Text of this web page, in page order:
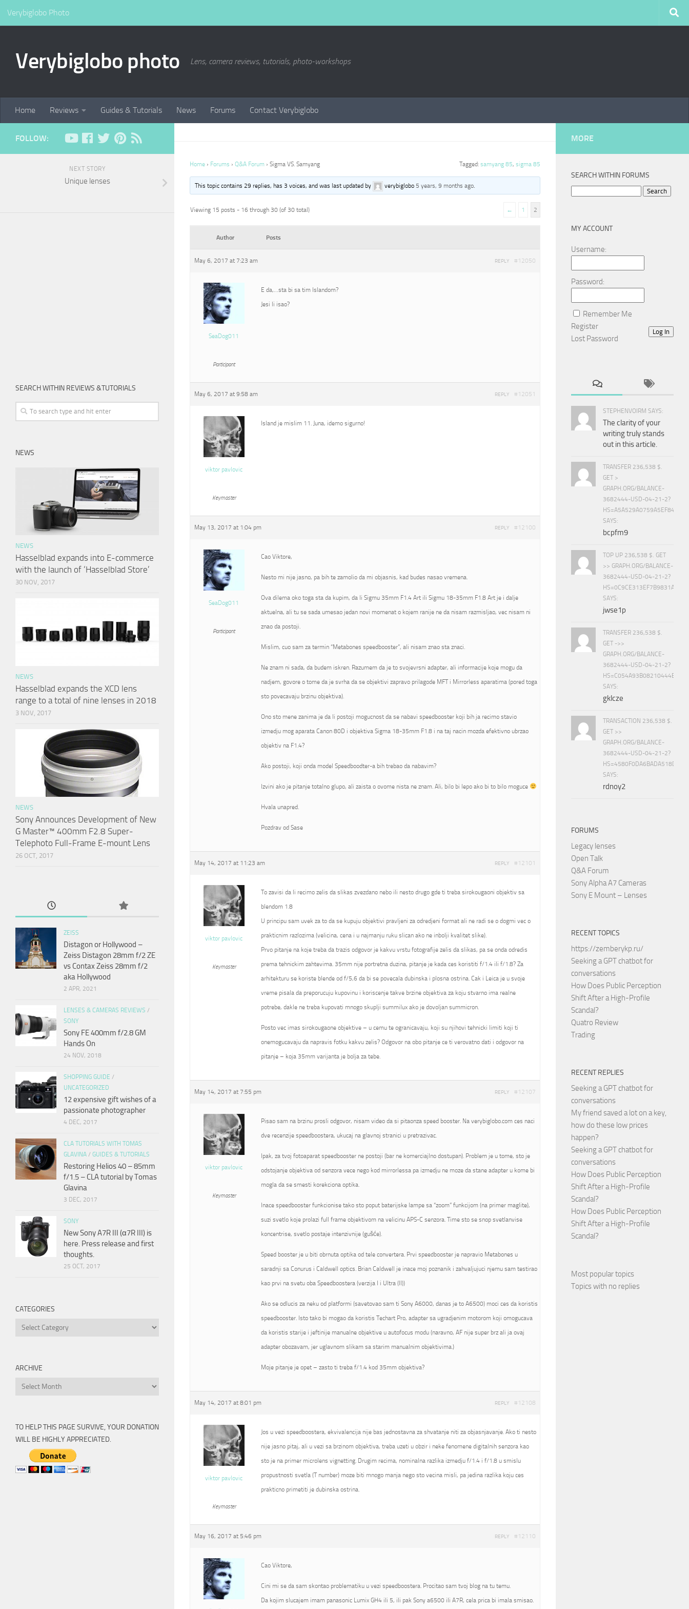
Verybiglobo Photo
Verybiglobo photo Lens, camera reviews, tutorials, photo-workshops
Home Reviews Guides & Tutorials News Forums Contact Verybiglobo
Home › Forums › Q&A Forum › Sigma VS. Samyang Tagged: samyang 85, sigma 85
This topic contains 29 replies, has 3 voices, and was last updated by verybiglobo 5 years, 9 months ago.
Viewing 15 posts - 16 through 30 (of 30 total) ← 1 2
Author Posts
May 6, 2017 at 7:23 am #12050
REPLY
SeaDog011
Participant
E da,…sta bi sa tim Islandom?
Jesi li isao?
May 6, 2017 at 9:58 am #12051
REPLY
viktor pavlovic
Keymaster
Island je mislim 11. Juna, idemo sigurno!
May 13, 2017 at 1:04 pm #12100
REPLY
SeaDog011
Participant
Cao Viktore,
Nesto mi nije jasno, pa bih te zamolio da mi objasnis, kad budes nasao vremena.
Ova dilema oko toga sta da kupim, da li Sigmu 35mm F1.4 Art ili Sigmu 18-35mm F1.8 Art je i dalje
aktuelna, ali tu se sada umesao jedan novi momenat o kojem ranije ne da nisam razmisljao, vec nisam ni
znao da postoji.
Mislim, cuo sam za termin “Metabones speedbooster”, ali nisam znao sta znaci.
Ne znam ni sada, da budem iskren. Razumem da je to svojevrsni adapter, ali informacije koje mogu da
nadjem, govore o tome da je svrha da se objektivi zapravo prilagode MFT i Mirrorless aparatima (pored toga
sto povecavaju brzinu objektiva).
Ono sto mene zanima je da li postoji mogucnost da se nabavi speedbooster koji bih ja recimo stavio
izmedju mog aparata Canon 80D i objektiva Sigma 18-35mm F1.8 i na taj nacin mozda efektivno ubrzao
objektiv na F1.4?
Ako postoji, koji onda model Speedboodter-a bih trebao da nabavim?
Izvini ako je pitanje totalno glupo, ali zaista o ovome nista ne znam. Ali, bilo bi lepo ako bi to bilo moguce
Hvala unapred.
Pozdrav od Sase
May 14, 2017 at 11:23 am #12101
REPLY
viktor pavlovic
Keymaster
To zavisi da li recimo zelis da slikas zvezdano nebo ili nesto drugo gde ti treba sirokougaoni objektiv sa
blendom 1.8
U principu sam uvek za to da se kupuju objektivi pravljeni za odredjeni format ali ne radi se o dogmi vec o
prakticnim razlozima (velicina, cena i u najmanju ruku slican ako ne inbolji kvalitet slike).
Prvo pitanje na koje treba da trazis odgovor je kakvu vrstu fotografije zelis da slikas, pa se onda odredis
prema tehnickim zahtevima. 35mm nije portretna duzina, pitanje je kada ces koristiti f/1.4 ili f/1.8? Za
arhitekturu se koriste blende od f/5,6 da bi se povecala dubinska i plosna ostrina. Cak i Leica je u svoje
vreme pisala da preporucuju kupovinu i koriscenje takve brzine objektiva za koju stvarno ima realne
potrebe, dakle ne treba kupovati mnogo skuplji summilux ako je dovoljan summicron.
Posto vec imas sirokougaone objektive – u cemu te ogranicavaju, koji su njihovi tehnicki limiti koji ti
onemogucavaju da napravis fotku kakvu zelis? Odgovor na obo pitanje ce ti verovatno dati i odgovor na
pitanje – koja 35mm varijanta je bolja za tebe.
May 14, 2017 at 7:55 pm #12107
REPLY
viktor pavlovic
Keymaster
Pisao sam na brzinu prosli odgovor, nisam video da si pitaonza speed booster. Na verybiglobo.com ces naci
dve recenzije speedboostera, ukucaj na glavnoj stranici u pretrazivac.
Ipak, za tvoj fotoaparat speedbooster ne postoji (bar ne komerciajlno dostupan). Problem je u tome, sto je
odstojanje objektiva od senzora vece nego kod mirrorlessa pa izmedju ne moze da stane adapter u kome bi
mogla da se smesti korekciona optika.
Inace speedbooster funkcionise tako sto poput baterijske lampe sa “zoom” funkcijom (na primer maglite),
suzi svetlo koje prolazi full frame objektivom na velicinu APS-C senzora. Time sto se snop svetlanvise
koncentrise, svetlo postaje intenzivnije (gušće).
Speed booster je u biti obrnuta optika od tele convertera. Prvi speedbooster je napravio Metabones u
saradnji sa Conurus i Caldwell optics. Brian Caldwell je inace moj poznanik i zahvaljujuci njemu sam testirao
kao prvi na svetu oba Speedboostera (verzija I i Ultra (II))
Ako se odlucis za neku od platformi (savetovao sam ti Sony A6000, danas je to A6500) moci ces da koristis
speedbooster. Isto tako bi mogao da koristis Techart Pro, adapter sa ugradjenim motorom koji omogucava
da koristis starije i jeftinije manualne objektive u autofocus modu (naravno, AF nije super brz ali ja ovaj
adapter obozavam, jer uglavnom slikam sa starim manualnim objektivima.)
Moje pitanje je opet – zasto ti treba f/1.4 kod 35mm objektiva?
May 14, 2017 at 8:01 pm #12108
REPLY
viktor pavlovic
Keymaster
Jos u vezi speedboostera, ekvivalencija nije bas jednostavna za shvatanje niti za objasnjavanje. Ako ti nesto
nije jasno pitaj, ali u vezi sa brzinom objektiva, treba uzeti u obzir i neke fenomene digitalnih senzora kao
sto je na primer microlens vignetting. Drugim recima, nominalna razlika izmedju f/1.4 i f/1.8 u smislu
propustnosti svetla (T number) moze biti mnogo manja nego sto vecina misli, pa jedina razlika koju ces
prakticno primetiti je dubinska ostrina.
May 16, 2017 at 5:46 pm #12110
REPLY
Cao Viktore,
Cini mi se da sam skontao problematiku u vezi speedboostera. Procitao sam tvoj blog na tu temu.
Da kojim slucajem imam panasonic Lumix GH4 ili 5, ili pak Sony a6500 ili A7R, cela prica bi imala smisao.
FOLLOW:
NEXT STORY
Unique lenses
SEARCH WITHIN REVIEWS &TUTORIALS
NEWS
NEWS
Hasselblad expands into E-commerce
with the launch of ‘Hasselblad Store’
30 NOV, 2017
NEWS
Hasselblad expands the XCD lens
range to a total of nine lenses in 2018
3 NOV, 2017
NEWS
Sony Announces Development of New
G Master™ 400mm F2.8 Super-
Telephoto Full-Frame E-mount Lens
26 OCT, 2017
ZEISS
Distagon or Hollywood –
Zeiss Distagon 28mm f/2 ZE
vs Contax Zeiss 28mm f/2
aka Hollywood
2 APR, 2021
LENSES & CAMERAS REVIEWS /
SONY
Sony FE 400mm f/2.8 GM
Hands On
24 NOV, 2018
SHOPPING GUIDE /
UNCATEGORIZED
12 expensive gift wishes of a
passionate photographer
4 DEC, 2017
CLA TUTORIALS WITH TOMAS
GLAVINA / GUIDES & TUTORIALS
Restoring Helios 40 – 85mm
f/1.5 – CLA tutorial by Tomas
Glavina
3 DEC, 2017
SONY
New Sony A7R III (α7R III) is
here. Press release and first
thoughts.
25 OCT, 2017
CATEGORIES
Categories
ARCHIVE
Archive
TO HELP THIS PAGE SURVIVE, YOUR DONATION
WILL BE HIGHLY APPRECIATED.
MORE
SEARCH WITHIN FORUMS
MY ACCOUNT
Username:
Password:
Remember Me
Log In
Register
Lost Password
STEPHENVOIRM SAYS:
The clarity of your
writing truly stands
out in this article.
TRANSFER 236,538 $.
GET >
GRAPH.ORG/BALANCE-
3682444-USD-04-21-2?
SAYS:
bcpfm9
TOP UP 236,538 $. GET
>> GRAPH.ORG/BALANCE-
3682444-USD-04-21-2?
SAYS:
jwse1p
TRANSFER 236,538 $.
GET ->>
GRAPH.ORG/BALANCE-
3682444-USD-04-21-2?
SAYS:
gklcze
TRANSACTION 236,538 $.
GET >>
GRAPH.ORG/BALANCE-
3682444-USD-04-21-2?
SAYS:
rdnoy2
FORUMS
Legacy lenses
Open Talk
Q&A Forum
Sony Alpha A7 Cameras
Sony E Mount – Lenses
RECENT TOPICS
https://zemberykp.ru/
Seeking a GPT chatbot for
conversations
How Does Public Perception
Shift After a High-Profile
Scandal?
Quatro Review
Trading
RECENT REPLIES
Seeking a GPT chatbot for
conversations
My friend saved a lot on a key,
how do these low prices
happen?
Seeking a GPT chatbot for
conversations
How Does Public Perception
Shift After a High-Profile
Scandal?
How Does Public Perception
Shift After a High-Profile
Scandal?
Most popular topics
Topics with no replies